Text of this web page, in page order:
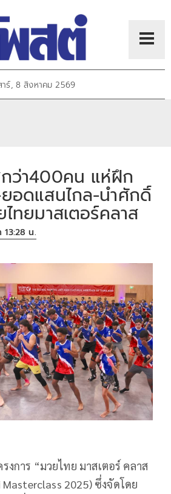
าร์, 8 สิงหาคม 2569
กว่า400คน แห่ฝึก
อดแสนไกล-นำศักดิ์
ทยมาสเตอร์คลาส
13:28 น.
งการ “มวยไทย มาสเตอร์ คลาส
2025) ซึ่งจัดโดย